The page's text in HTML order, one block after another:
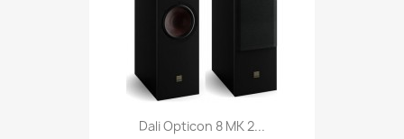
Dali Opticon 8 MK 2...